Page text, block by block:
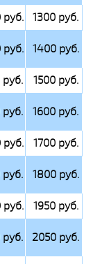
руб.
1300 руб.
руб. 1400 руб.
руб.
1500 руб.
руб. 1600 руб.
руб.
1700 руб.
руб. 1800 руб.
руб.
1950 руб.
руб. 2050 руб.